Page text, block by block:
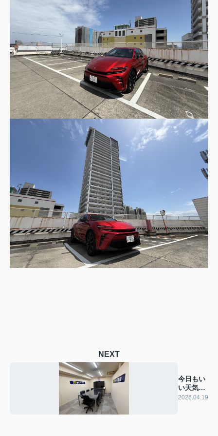
NEXT
今日もい
い天気で
す！
2026.04.19